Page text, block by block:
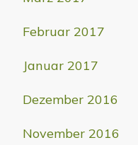
Februar 2017
Januar 2017
Dezember 2016
November 2016